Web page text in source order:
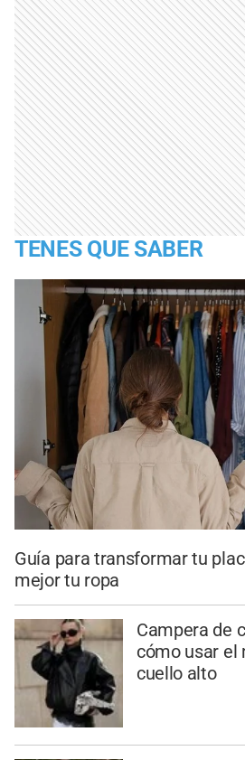
TENES QUE SABER
Guía para transformar tu
mejor tu ropa
Campera de
cómo usar el
cuello alto